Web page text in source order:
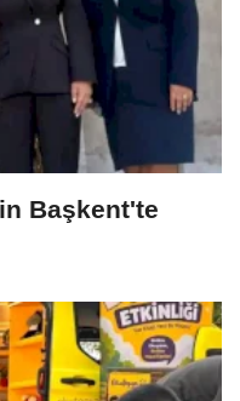
Başkent'te